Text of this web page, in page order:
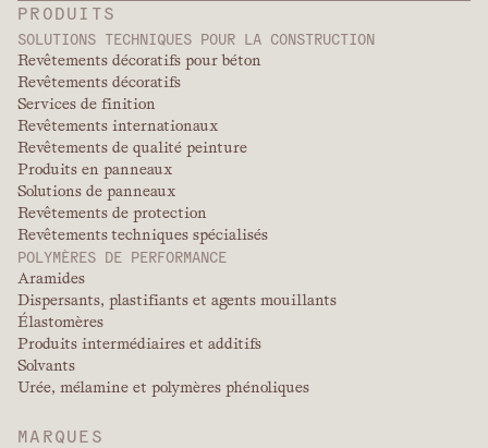
PRODUITS
SOLUTIONS TECHNIQUES POUR LA CONSTRUCTION
Revêtements décoratifs pour béton
Revêtements décoratifs
Services de finition
Revêtements internationaux
Revêtements de qualité peinture
Produits en panneaux
Solutions de panneaux
Revêtements de protection
Revêtements techniques spécialisés
POLYMÈRES DE PERFORMANCE
Aramides
Dispersants, plastifiants et agents mouillants
Élastomères
Produits intermédiaires et additifs
Solvants
Urée, mélamine et polymères phénoliques
MARQUES